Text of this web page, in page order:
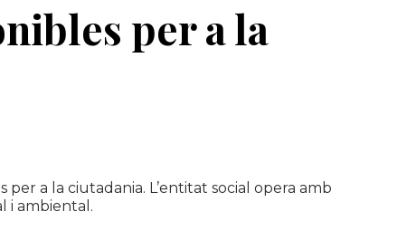
per a la
a la ciutadania. L’entitat social opera amb
i ambiental.